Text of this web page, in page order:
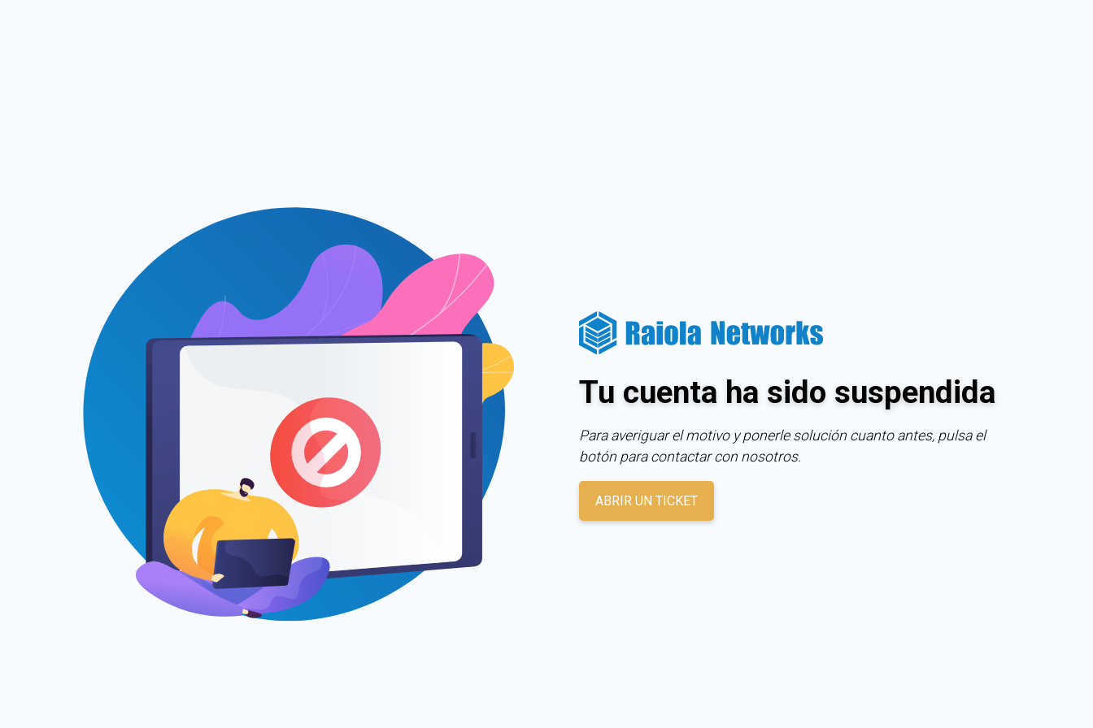
Tu cuenta ha sido suspendida
Para averiguar el motivo y ponerle solución cuanto antes, pulsa el
botón para contactar con nosotros.
ABRIR UN TICKET